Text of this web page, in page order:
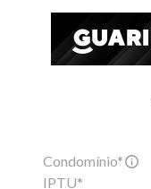
Condomínio*
IPTU*